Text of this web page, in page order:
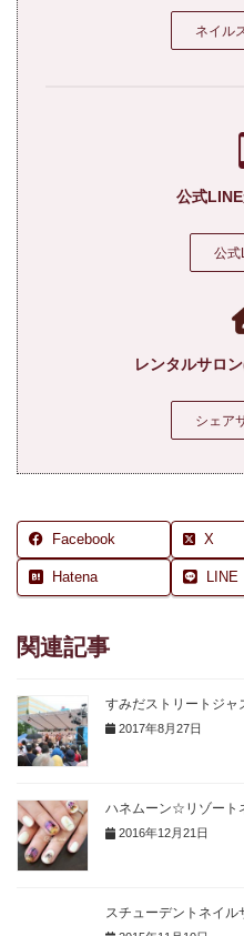
ネイル
公式
公式
レンタルサロ
シェア
Facebook X
Hatena LINE
関連記事
すみだストリートジ
2017年8月27日
ハネムーン☆リゾート
2016年12月21日
スチューデントネイ